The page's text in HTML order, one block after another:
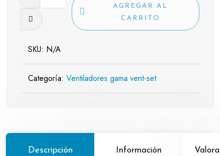
400
cantidad
AGREGAR AL
CARRITO
SKU: N/A
Categoría: Ventiladores gama vent-set
Descripción
Información